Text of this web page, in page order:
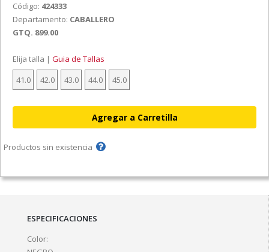
Código: 424333
Departamento: CABALLERO
GTQ. 899.00
Elija talla | Guia de Tallas
41.0
42.0 43.0 44.0 45.0
Productos sin existencia
ESPECIFICACIONES
Color: